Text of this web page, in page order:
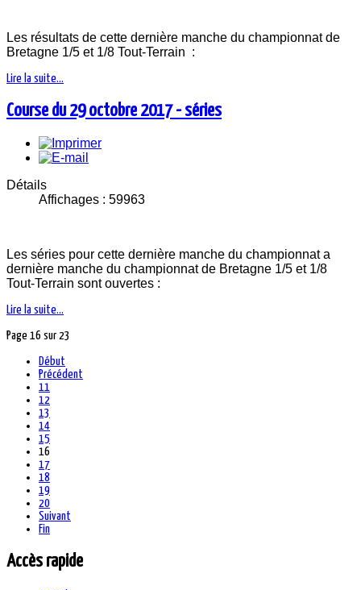
Les résultats de cette dernière manche du championnat de
Bretagne 1/5 et 1/8 Tout-Terrain :
Lire la suite...
Course du 29 octobre 2017 - séries
Détails
Affichages : 59963
Les séries pour cette dernière manche du championnat a
dernière manche du championnat de Bretagne 1/5 et 1/8
Tout-Terrain sont ouvertes :
Lire la suite...
Page 16 sur 23
Début
Précédent
11
12
13
14
15
16
17
18
19
20
Suivant
Fin
Accès rapide